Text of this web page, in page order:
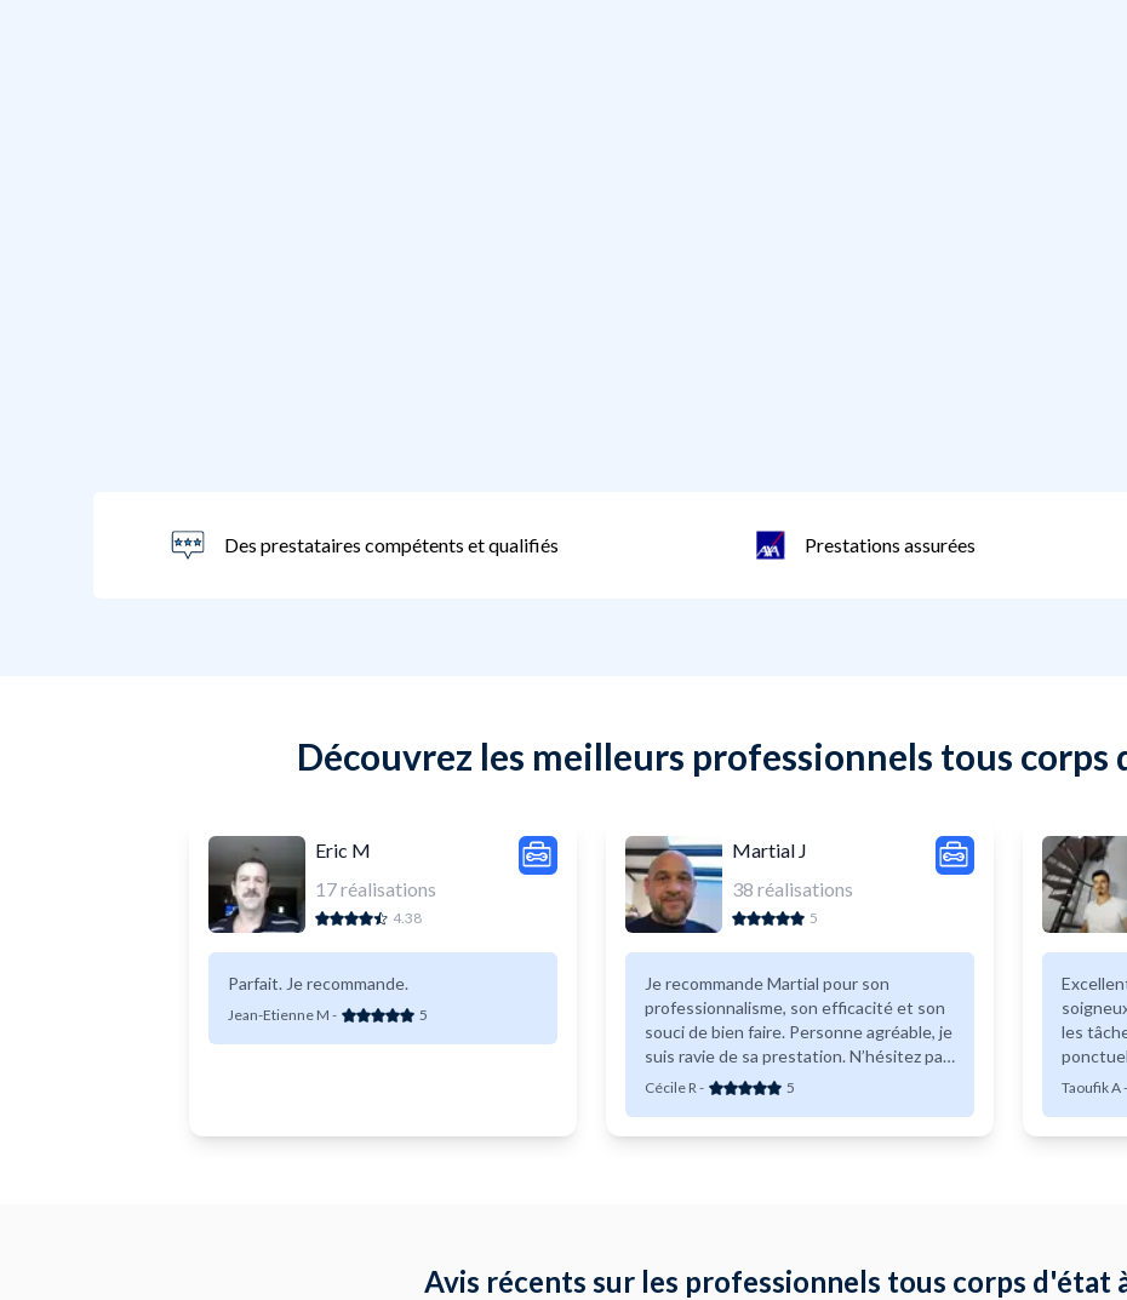
Des prestataires compétents et qualifiés Prestations assurées
Découvrez les meilleurs professionnels tous corps
Eric M
17réalisations
4.38
Parfait. Je recommande.
Jean-Etienne M - 5
Martial J
38 réalisations
5
Je recommande Martial pour son
professionnalisme, son efficacité et son
souci de bien faire. Personne agréable, je
suis ravie de sa prestation. N’hésitez pas
à le contacter !!
Cécile R- 5
soigneux dans son travail, rigoureux
les
avec
Taoufik A-
Avis récents sur les professionnels tous corps d'état